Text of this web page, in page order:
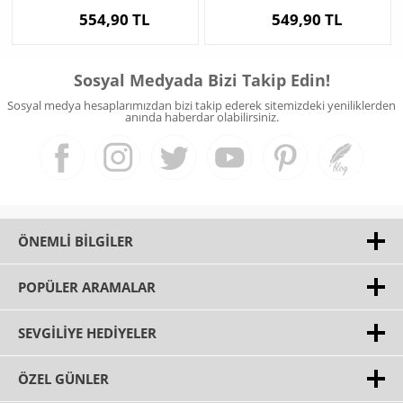
554,90 TL 549,90 TL
Sosyal Medyada Bizi Takip Edin!
Sosyal medya hesaplarımızdan bizi takip ederek sitemizdeki yeniliklerden
anında haberdar olabilirsiniz.
ÖNEMLI BILGILER
POPÜLER ARAMALAR
SEVGILIYE HEDIYELER
ÖZEL GÜNLER